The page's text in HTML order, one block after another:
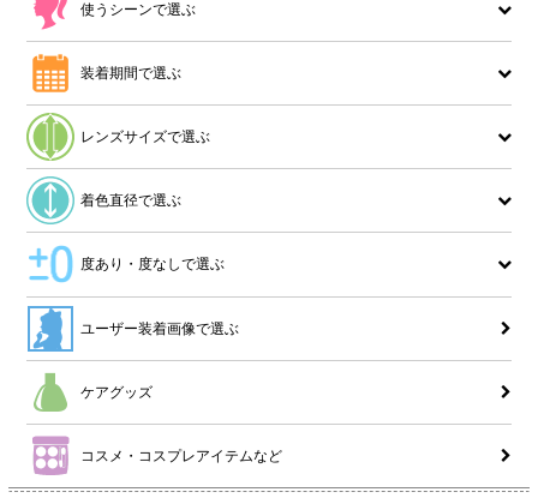
使うシーンで選ぶ
装着期間で選ぶ
レンズサイズで選ぶ
着色直径で選ぶ
度あり・度なしで選ぶ
ユーザー装着画像で選ぶ
ケアグッズ
コスメ・コスプレアイテムなど